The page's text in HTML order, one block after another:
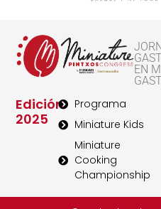
EN
Edición
2025
Programa
Miniature Kids
Miniature
Cooking
Championship